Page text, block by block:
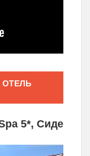
ОТЕЛЬ
5*, Сиде